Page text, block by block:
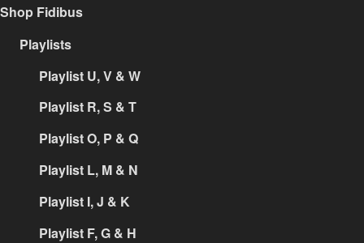
Shop Fidibus
Playlists
Playlist U, V & W
Playlist R, S & T
Playlist O, P & Q
Playlist L, M & N
Playlist I, J & K
Playlist F, G & H